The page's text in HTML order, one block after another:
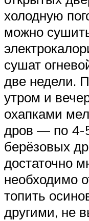
холодную
можно
сушат
две недели.
утром и
охапками
дров — по 4-
берёзовых
достаточно
необходимо
топить
другими, не